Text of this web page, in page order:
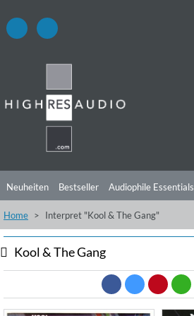
Neuheiten Bestseller Audiophile Essentials
Hörtipps Top Alben Angebote Preorder
Videos
Home Interpret "Kool & The Gang"
Kool & The Gang